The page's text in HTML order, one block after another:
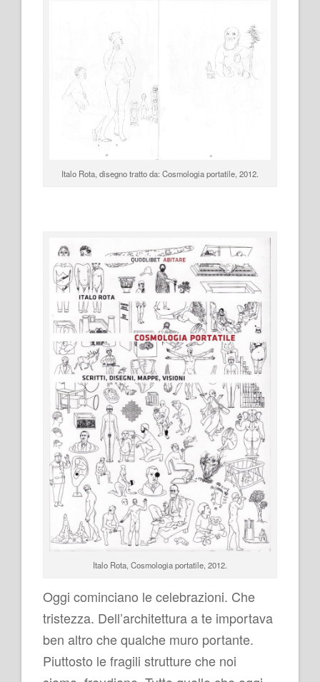
Italo Rota, disegno tratto da: Cosmologia portatile, 2012.
Italo Rota, Cosmologia portatile, 2012.
Oggi cominciano le celebrazioni. Che
tristezza. Dell’architettura a te importava
ben altro che qualche muro portante.
Piuttosto le fragili strutture che noi